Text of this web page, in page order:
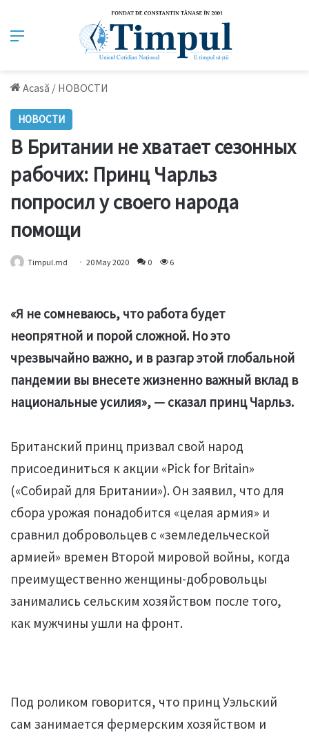
Meniu
Acasă / НОВОСТИ
НОВОСТИ
В Британии не хватает сезонных
рабочих: Принц Чарльз
попросил у своего народа
помощи
Timpul.md 20 May 2020 0 6
«Я не сомневаюсь, что работа будет
неопрятной и порой сложной. Но это
чрезвычайно важно, и в разгар этой глобальной
пандемии вы внесете жизненно важный вклад в
национальные усилия», — сказал принц Чарльз.
Британский принц призвал свой народ
присоединиться к акции «Pick for Britain»
(«Собирай для Британии»). Он заявил, что для
сбора урожая понадобится «целая армия» и
сравнил добровольцев с «земледельческой
армией» времен Второй мировой войны, когда
преимущественно женщины-добровольцы
занимались сельским хозяйством после того,
как мужчины ушли на фронт.
Под роликом говорится, что принц Уэльский
сам занимается фермерским хозяйством и